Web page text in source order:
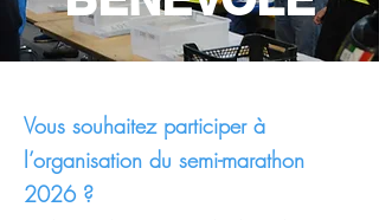
Welcome
Vous souhaitez participer à
l’organisation du semi-marathon
2026 ?